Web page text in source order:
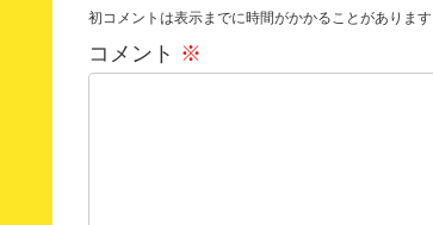
初コメントは表示までに時間がかかることがあります
コメント ※